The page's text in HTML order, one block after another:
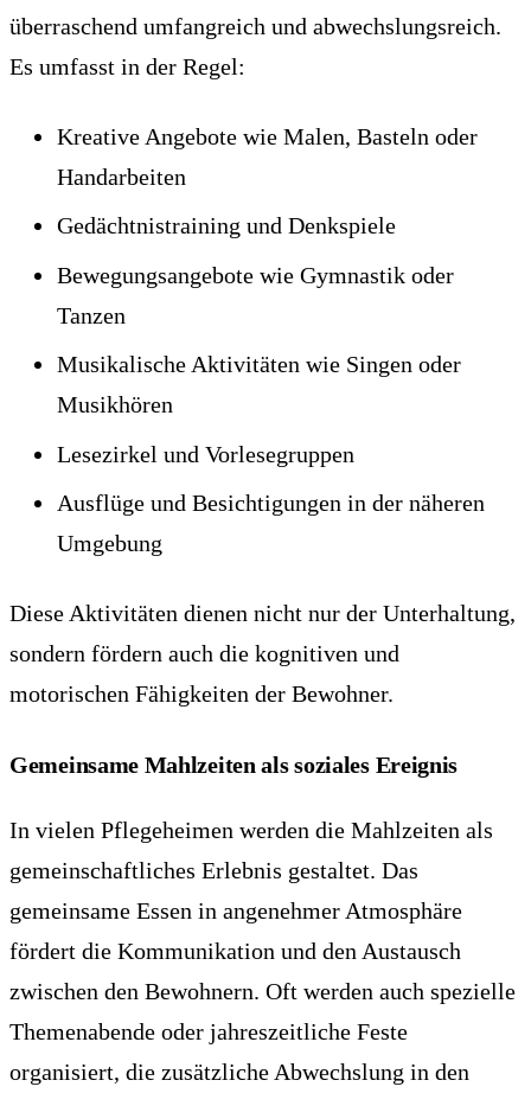
überraschend umfangreich und abwechslungsreich.
Es umfasst in der Regel:
Kreative Angebote wie Malen, Basteln oder
Handarbeiten
Gedächtnistraining und Denkspiele
Bewegungsangebote wie Gymnastik oder
Tanzen
Musikalische Aktivitäten wie Singen oder
Musikhören
Lesezirkel und Vorlesegruppen
Ausflüge und Besichtigungen in der näheren
Umgebung
Diese Aktivitäten dienen nicht nur der Unterhaltung,
sondern fördern auch die kognitiven und
motorischen Fähigkeiten der Bewohner.
Gemeinsame Mahlzeiten als soziales Ereignis
In vielen Pflegeheimen werden die Mahlzeiten als
gemeinschaftliches Erlebnis gestaltet. Das
gemeinsame Essen in angenehmer Atmosphäre
fördert die Kommunikation und den Austausch
zwischen den Bewohnern. Oft werden auch spezielle
Themenabende oder jahreszeitliche Feste
organisiert, die zusätzliche Abwechslung in den